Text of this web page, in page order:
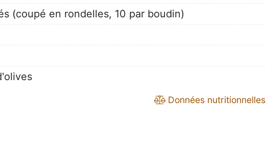
(coupé en rondelles, 10 par boudin)
Données nutritionnelles